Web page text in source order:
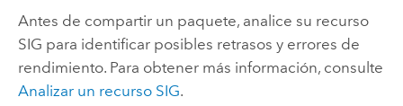
Antes de compartir un paquete, analice su recurso
SIG para identificar posibles retrasos y errores de
rendimiento. Para obtener más información, consulte
Analizar un recurso SIG.